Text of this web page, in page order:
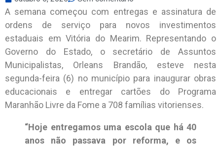
A semana começou com entregas e assinatura de
ordens de serviço para novos investimentos
estaduais em Vitória do Mearim. Representando o
Governo do Estado, o secretário de Assuntos
Municipalistas, Orleans Brandão, esteve nesta
segunda-feira (6) no município para inaugurar obras
educacionais e entregar cartões do Programa
Maranhão Livre da Fome a 708 famílias vitorienses.
“Hoje entregamos uma escola que há 40
anos não passava por reforma, e os